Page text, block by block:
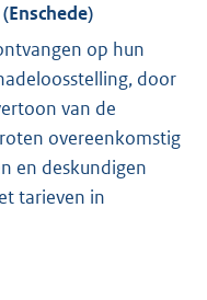
op hun
door
van de
overeenkomstig
en deskundigen
tarieven in